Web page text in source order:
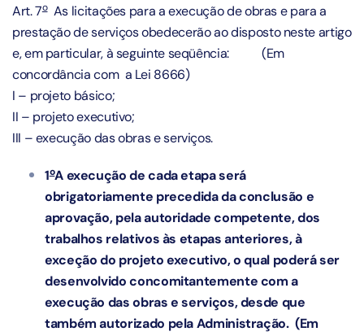
Art. 7oAs licitações para a execução de obras e para a
prestação de serviços obedecerão ao disposto neste artigo
e, em particular, à seguinte seqüência: (Em
concordância com a Lei 8666)
I – projeto básico;
II – projeto executivo;
III – execução das obras e serviços.
1oA execução de cada etapa será
obrigatoriamente precedida da conclusão e
aprovação, pela autoridade competente, dos
trabalhos relativos às etapas anteriores, à
exceção do projeto executivo, o qual poderá ser
desenvolvido concomitantemente com a
execução das obras e serviços, desde que
também autorizado pela Administração. (Em